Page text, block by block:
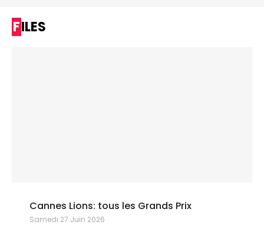
FILES
Cannes Lions: tous les Grands Prix
Samedi 27 Juin 2026